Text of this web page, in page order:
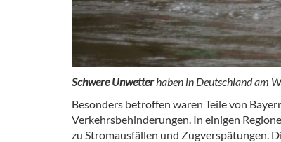
Schwere Unwetterhaben in Deutschland am
Besonders betroffen waren Teile von
Verkehrsbehinderungen. In einigen
zu Stromausfällen und Zugverspätungen.